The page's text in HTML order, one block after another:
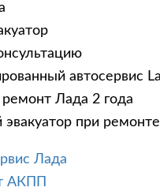
автосервис
ремонт Лада 2 года
эвакуатор при
Лада
АКПП